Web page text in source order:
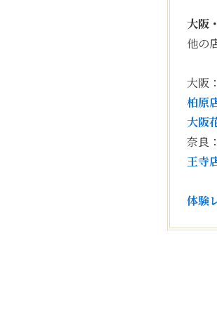
大阪
他の
大阪：
柏原
大阪
奈良：
王寺
体験